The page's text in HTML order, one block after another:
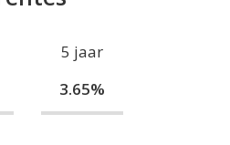
5 jaar
3.65%